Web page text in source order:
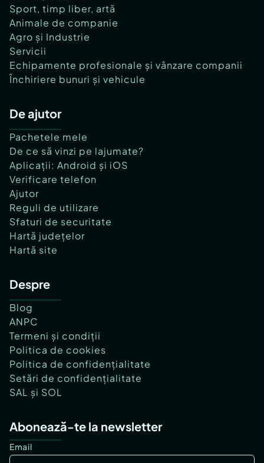
Sport, timp liber, artă
Animale de companie
Agro și Industrie
Servicii
Echipamente profesionale și vânzare companii
Închiriere bunuri și vehicule
De ajutor
Pachetele mele
De ce să vinzi pe lajumate?
Aplicații: Android și iOS
Verificare telefon
Ajutor
Reguli de utilizare
Sfaturi de securitate
Hartă județelor
Hartă site
Despre
Blog
ANPC
Termeni și condiții
Politica de cookies
Politica de confidențialitate
Setări de confidențialitate
SAL și SOL
Abonează-te la newsletter
Email